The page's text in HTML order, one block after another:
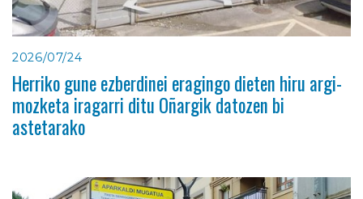
2026/07/24
Herriko gune ezberdinei eragingo dieten hiru argi-
mozketa iragarri ditu Oñargik datozen bi
astetarako